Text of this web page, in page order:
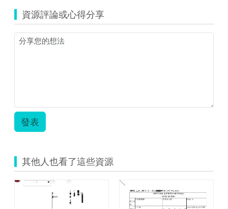
資源評論或心得分享
發表
其他人也看了這些資源